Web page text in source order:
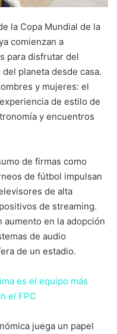
la Copa Mundial de la
comienzan a
para disfrutar del
planeta desde casa.
y mujeres: el
de estilo de
y encuentros
de firmas como
de fútbol impulsan
de alta
de streaming.
aumento en la adopción
de audio
de un estadio.
es el equipo más
el FPC
juega un papel